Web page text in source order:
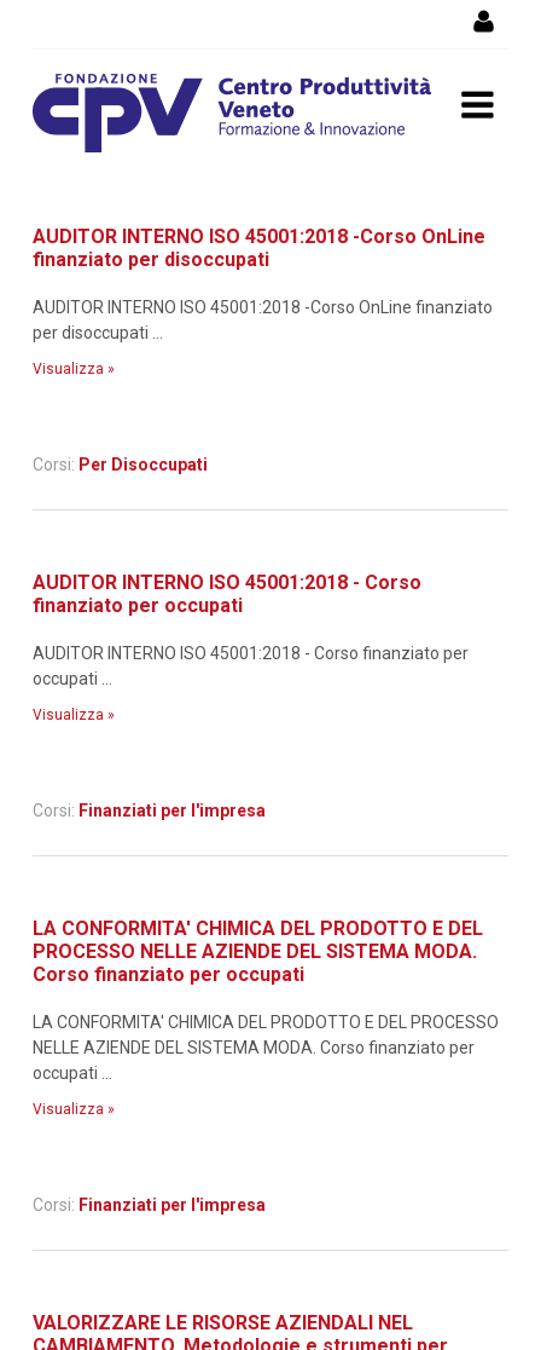
formazione
AUDITOR INTERNO ISO 45001:2018 -Corso OnLine
finanziato per disoccupati
AUDITOR INTERNO ISO 45001:2018 -Corso OnLine finanziato
per disoccupati ...
Visualizza »
Corsi: Per Disoccupati
AUDITOR INTERNO ISO 45001:2018 - Corso
finanziato per occupati
AUDITOR INTERNO ISO 45001:2018 - Corso finanziato per
occupati ...
Visualizza »
Corsi: Finanziati per l'impresa
LA CONFORMITA' CHIMICA DEL PRODOTTO E DEL
PROCESSO NELLE AZIENDE DEL SISTEMA MODA.
Corso finanziato per occupati
LA CONFORMITA' CHIMICA DEL PRODOTTO E DEL PROCESSO
NELLE AZIENDE DEL SISTEMA MODA. Corso finanziato per
occupati ...
Visualizza »
Corsi: Finanziati per l'impresa
VALORIZZARE LE RISORSE AZIENDALI NEL